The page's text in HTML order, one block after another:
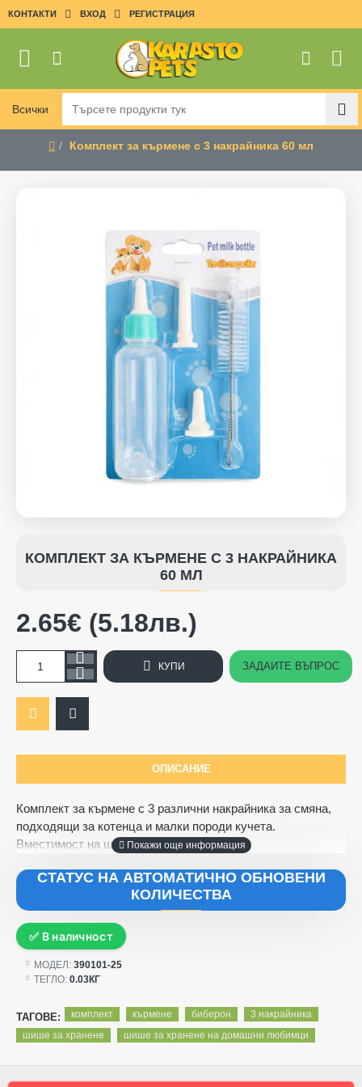
КОНТАКТИ ВХОД РЕГИСТРАЦИЯ
Всички
Търсете
продукти
Комплект за кърмене с 3 накрайника 60 мл
КОМПЛЕКТ ЗА КЪРМЕНЕ С 3 НАКРАЙНИКА
60 МЛ
ОПИСАНИЕ
Комплект за кърмене с 3 различни накрайника за смяна,
подходящи за котенца и малки породи кучета.
Вместимост на шишето 60 мл.
СТАТУС НА АВТОМАТИЧНО ОБНОВЕНИ
КОЛИЧЕСТВА
✅ В наличност
МОДЕЛ: 390101-25
ТЕГЛО: 0.03КГ
2.65€ (5.18лв.)
КУПИ ЗАДАЙТЕ ВЪПРОС
ТАГОВЕ: комплект кърмене биберон
3 накрайника
шише за хранене
шише за хранене на домашни любимци